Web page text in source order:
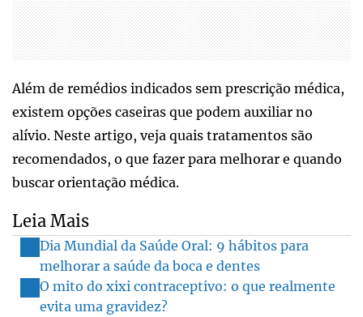
Além de remédios indicados sem prescrição médica,
existem opções caseiras que podem auxiliar no
alívio. Neste artigo, veja quais tratamentos são
recomendados, o que fazer para melhorar e quando
buscar orientação médica.
Leia Mais
Dia Mundial da Saúde Oral: 9 hábitos para
melhorar a saúde da boca e dentes
O mito do xixi contraceptivo: o que realmente
evita uma gravidez?